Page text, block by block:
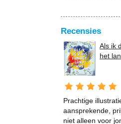
Recensies
Als ik
het
Prachtige
aansprekende,
niet alleen voor